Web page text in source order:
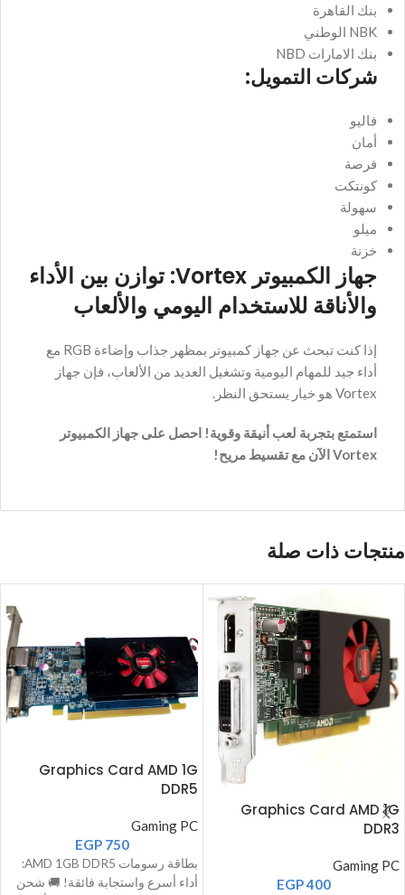
بنك القاهرة
NBK الوطني
بنك الامارات NBD
شركات التمويل:
فاليو
أمان
فرصة
كونتكت
سهولة
ميلو
خزنة
جهاز الكمبيوتر Vortex: توازن بين الأداء
والأناقة للاستخدام اليومي والألعاب
إذا كنت تبحث عن جهاز كمبيوتر بمظهر جذاب وإضاءة RGB مع
أداء جيد للمهام اليومية وتشغيل العديد من الألعاب، فإن جهاز
Vortex هو خيار يستحق النظر.
استمتع بتجربة لعب أنيقة وقوية! احصل على جهاز الكمبيوتر
Vortex الآن مع تقسيط مريح!
منتجات ذات صلة
Graphics Card AMD 1G
DDR3
Gaming PC
EGP400
Graphics Card AMD 1G
DDR5
Gaming PC
EGP 750
بطاقة رسومات AMD 1GB DDR5:
أداء أسرع واستجابة فائقة! 🚚 شحن